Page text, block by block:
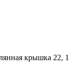
крышка 22, 1